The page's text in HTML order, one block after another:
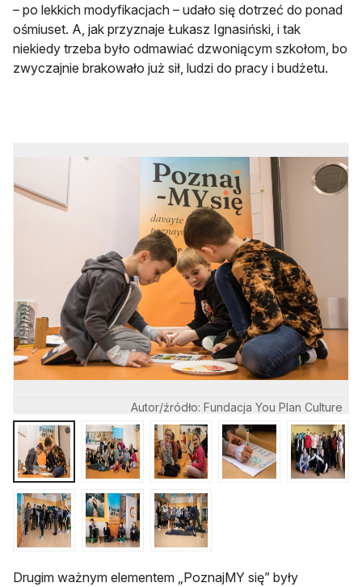
– po lekkich modyfikacjach – udało się dotrzeć do ponad
ośmiuset. A, jak przyznaje Łukasz Ignasiński, i tak
niekiedy trzeba było odmawiać dzwoniącym szkołom, bo
zwyczajnie brakowało już sił, ludzi do pracy i budżetu.
Autor/źródło: Fundacja You Plan Culture
Drugim ważnym elementem „PoznajMY się” były